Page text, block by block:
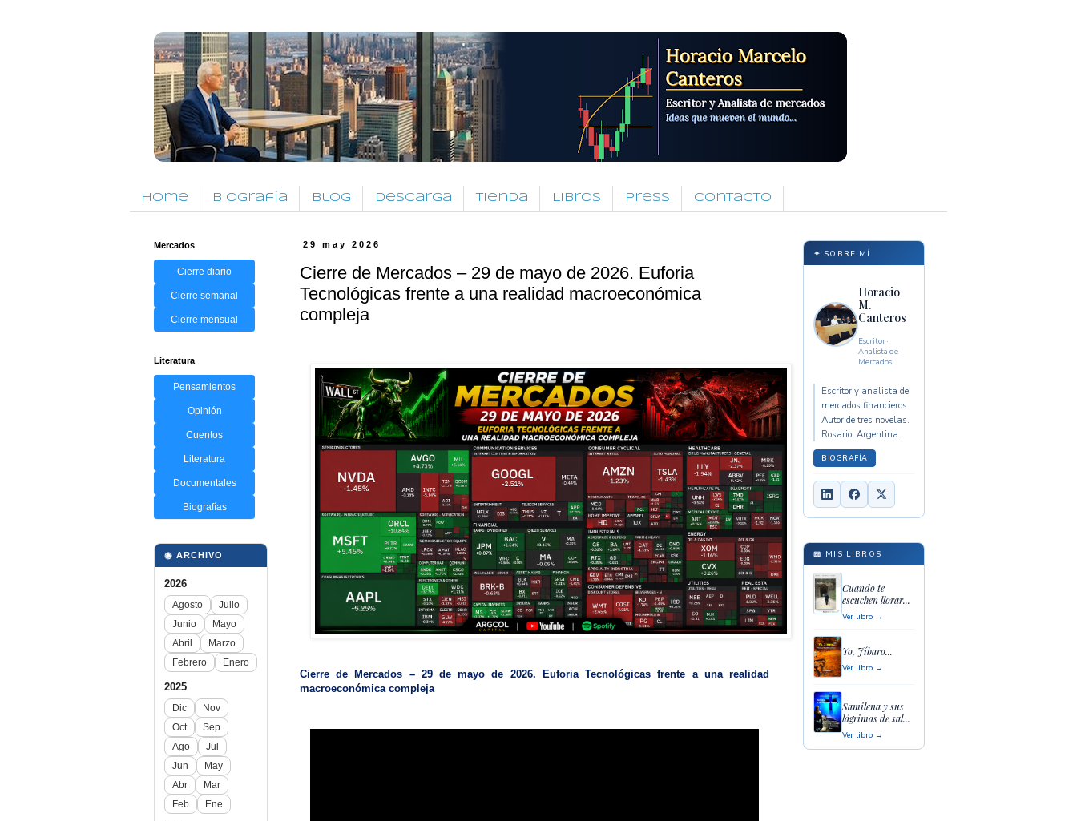
Home Biografía Blog Descarga Tienda Libros Press Contacto
29 may 2026
Cierre de Mercados – 29 de mayo de 2026. Euforia
Tecnológicas frente a una realidad macroeconómica
compleja
Cierre de Mercados – 29 de mayo de 2026. Euforia Tecnológicas frente a una realidad
macroeconómica compleja
Mercados
Cierre diario
Cierre semanal
Cierre mensual
Literatura
Pensamientos
Opinión
Cuentos
Literatura
Documentales
Biografías
◉ ARCHIVO
2026
Agosto
Julio
Junio
Mayo
Abril
Marzo
Febrero
Enero
2025
Dic
Nov
Oct
Sep
Ago
Jul
Jun
May
Abr
Mar
Feb
Ene
✦ SOBRE MÍ
Horacio
M.
Canteros
Escritor ·
Analista de
Mercados
Escritor y analista de
mercados financieros.
Autor de tres novelas.
Rosario, Argentina.
BIOGRAFÍA
📖 MIS LIBROS
Cuando te
escuchen llorar...
Ver libro →
Yo, Jíbaro...
Ver libro →
Samilena y sus
lágrimas de sal...
Ver libro →